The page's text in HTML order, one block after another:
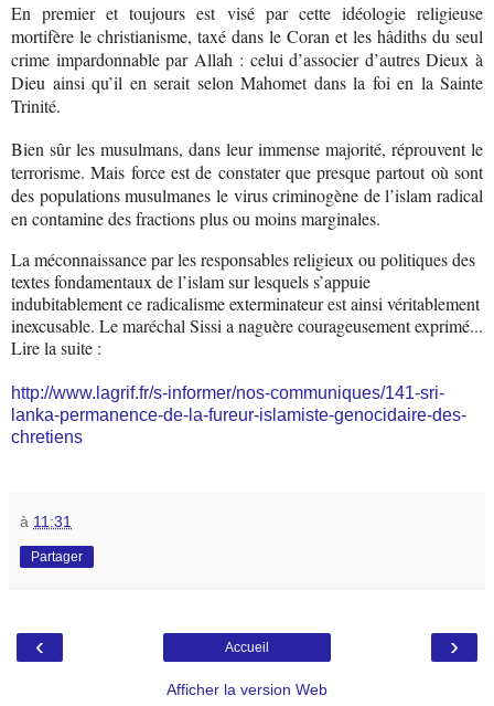
En premier et toujours est visé par cette idéologie religieuse
mortifère le christianisme, taxé dans le Coran et les hâdiths du seul
crime impardonnable par Allah : celui d’associer d’autres Dieux à
Dieu ainsi qu’il en serait selon Mahomet dans la foi en la Sainte
Trinité.
Bien sûr les musulmans, dans leur immense majorité, réprouvent le
terrorisme. Mais force est de constater que presque partout où sont
des populations musulmanes le virus criminogène de l’islam radical
en contamine des fractions plus ou moins marginales.
La méconnaissance par les responsables religieux ou politiques des
textes fondamentaux de l’islam sur lesquels s’appuie
indubitablement ce radicalisme exterminateur est ainsi véritablement
inexcusable. Le maréchal Sissi a naguère courageusement exprimé...
Lire la suite :
http://www.lagrif.fr/s-informer/nos-communiques/141-sri-
lanka-permanence-de-la-fureur-islamiste-genocidaire-des-
chretiens
à 11:31
Partager
‹ ›
Accueil
Afficher la version Web